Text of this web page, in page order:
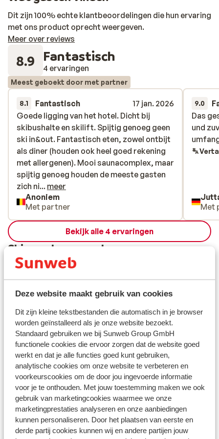
Deze website maakt gebruik van cookies
Dit zijn kleine tekstbestanden die automatisch in je browser
worden geïnstalleerd als je onze website bezoekt.
Standaard gebruiken we bij Sunweb Group GmbH
functionele cookies die ervoor zorgen dat de website goed
werkt en dat je alle functies goed kunt gebruiken,
analytische cookies om onze website te verbeteren en
voorkeurscookies om de door jou ingevoerde informatie
voor je te onthouden. Met jouw toestemming maken we ook
gebruik van marketingcookies waarmee we onze
marketingprestaties analyseren en onze aanbiedingen
kunnen personaliseren. Door het plaatsen van eerste en
derde partij cookies kunnen wij en andere partijen jouw
Dit zijn 100% echte klantbeoordelingen die hun ervaring
met ons product oprecht weergeven.
Meer over reviews
8.9 Fantastisch
4 ervaringen
Meest geboekt door met partner
8.1 Fantastisch
17 jan. 2026
Goede ligging van het hotel. Dicht bij
skibushalte en skilift. Spijtig genoeg geen
ski in&out. Fantastisch eten, zowel ontbijt
als diner (houden ook heel goed rekening
met allergenen). Mooi saunacomplex, maar
spijtig genoeg houden de meeste gasten
zich niet aan reglement inzake hygiëne en
niet dragen van badkleding. Eigenares
doet hier niets aan als je dit meldt.
Goede ligging van het hotel. Dicht bij
skibushalte en skilift. Spijtig genoeg geen
ski in&out. Fantastisch eten, zowel ontbijt
als diner (houden ook heel goed rekening
met allergenen). Mooi saunacomplex, maar
spijtig genoeg houden de meeste gasten
zich ni... meer
Anoniem
Met partner
9.0
Das
und
Das
und
Met
Bekijk alle 4 ervaringen
Skipas, -les en verhuur
Skimateriaal
Andere accommodaties in Obergurgl-
Hochgurgl
Alpen-Wellness Resort Hochfirst
Hotel Austria Gourmet & Wine